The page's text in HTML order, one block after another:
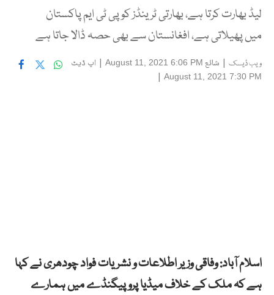
لیڈ بھارت کرتا ہے، بھارتی ٹرینڈز کو پی ٹی ایم پاکستان
میں پھیلاتی ہے، افغانستان سے بھی حصہ ڈالا جاتا ہے
ویب ڈیسک | شائع August 11, 2021 6:06 PM
| اپ ڈیٹ
August 11, 2021 7:30 PM
|
اسلام آباد: وفاقی وزیر اطلاعات و نشریات فواد چودھری نے کہا
ہے کہ ملک کے خلاف میڈیا پروپیگنڈے میں ہمارے